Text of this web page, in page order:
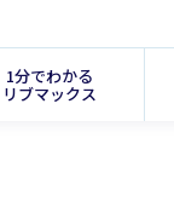
1分でわかる
リブマックス